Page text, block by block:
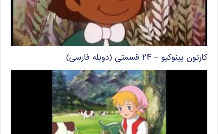
کارتون پینوکیو – ۲۴ قسمتی (دوبله فارسی)